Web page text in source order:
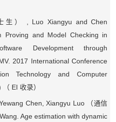
生）
, Luo Xiangyu and Chen
Proving and Model Checking in
Development through
2017 International Conference
Technology and Computer
（ EI 收录）
Chen, Xiangyu Luo
（通信
Age estimation with dynamic